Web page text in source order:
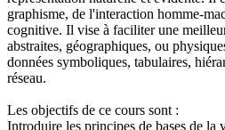
graphisme, de l'interaction homme-
cognitive. Il vise à faciliter une
abstraites, géographiques, ou
données symboliques, tabulaires,
réseau.
Les objectifs de ce cours sont :
Introduire les principes de bases de la